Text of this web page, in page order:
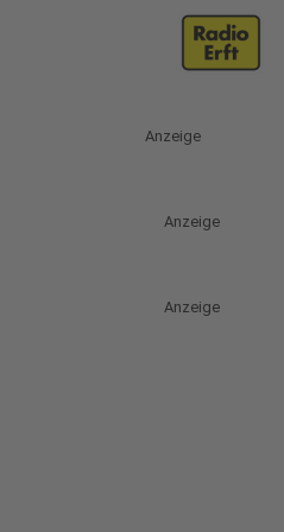
Anzeige
Anzeige
Anzeige